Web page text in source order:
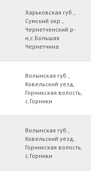
Харьковская губ.,
Сумский окр.,
Чернетченский р-
н,с.Большая
Чернетчина
Волынская губ.,
Ковельский уезд,
Горникская волость,
с.Горники
Волынская губ.,
Ковельский уезд,
Горникская волость,
с.Горники